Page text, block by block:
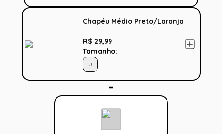
Chapéu Médio Preto/Laranja
R$ 29,99
Tamanho:
U